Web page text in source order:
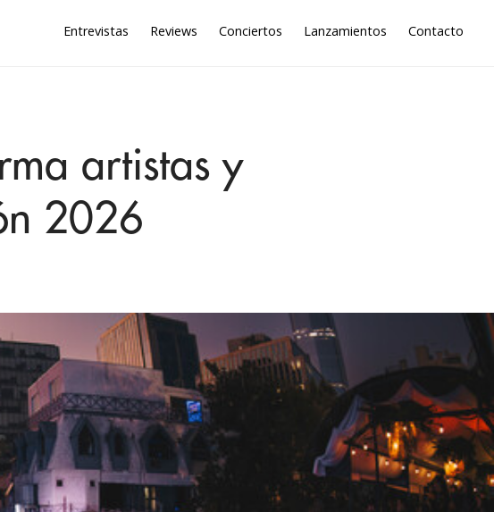
Entrevistas Reviews Conciertos Lanzamientos Contacto
artistas y
2026